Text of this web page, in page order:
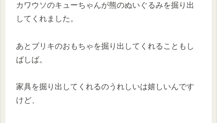
カワウソのキューちゃんが熊のぬいぐるみを掘り出
してくれました。
あとブリキのおもちゃを掘り出してくれることもし
ばしば。
家具を掘り出してくれるのうれしいは嬉しいんです
けど、